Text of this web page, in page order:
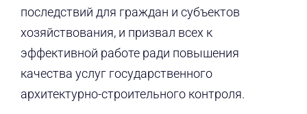
последствий для граждан и субъектов
хозяйствования, и призвал всех к
эффективной работе ради повышения
качества услуг государственного
архитектурно-строительного контроля.